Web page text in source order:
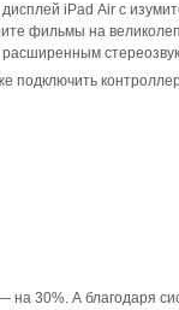
iPad Air с
фильмы на
подключить
на 30%. А благодаря